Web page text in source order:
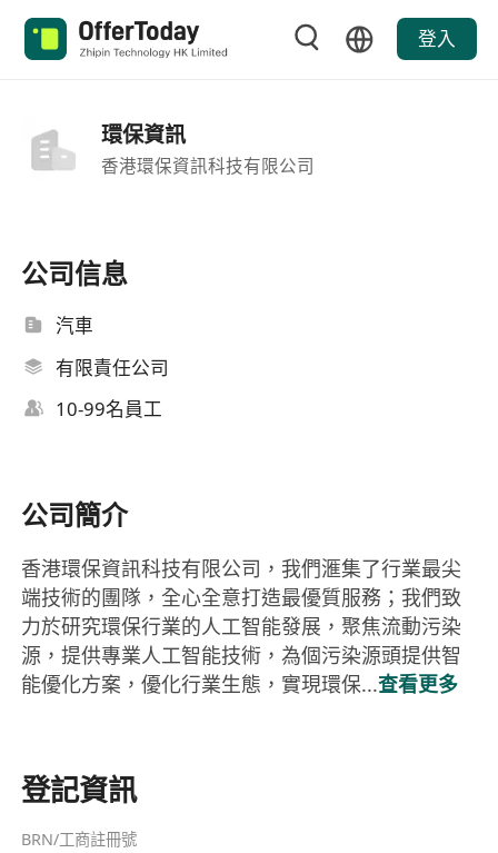
登入
環保資訊
香港環保資訊科技有限公司
公司信息
汽車
有限責任公司
10-99名員工
公司簡介
香港環保資訊科技有限公司，我們滙集了行業最尖
端技術的團隊，全心全意打造最優質服務；我們致
力於研究環保行業的人工智能發展，聚焦流動污染
源，提供專業人工智能技術，為個污染源頭提供智
能優化方案，優化行業生態，實現環保...查看更多
登記資訊
BRN/工商註冊號